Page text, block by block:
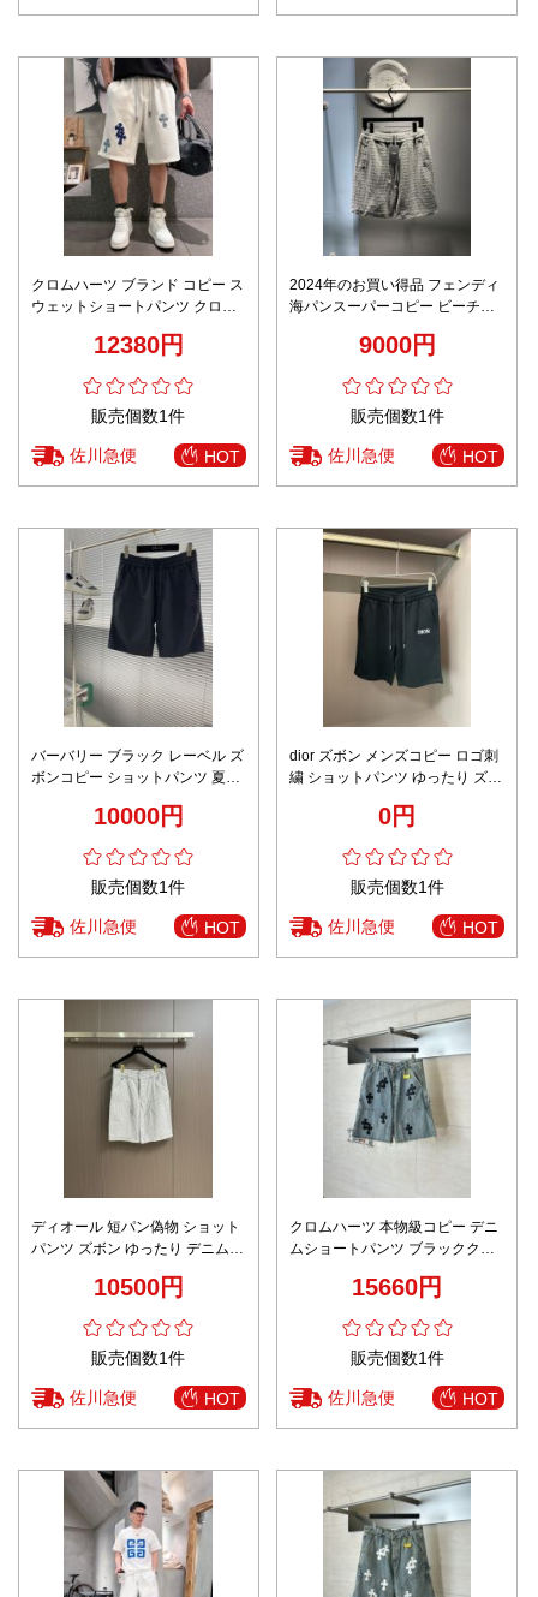
クロムハーツ ブランド コピー ス
ウェットショートパンツ クロス
12380円
販売個数1件
佐川急便 HOT
2024年のお買い得品 フェンディ
海パンスーパーコピー ビーチパ
限定品 グレイ9000円
販売個数1件
佐川急便 HOT
バーバリー ブラック レーベル ズ
ボンコピー ショットパンツ 夏新
10000円
販売個数1件
佐川急便 HOT
dior ズボン メンズコピー ロゴ刺
繍 ショットパンツ ゆったり ズボ
0円
販売個数1件
佐川急便 HOT
ディオール 短パン偽物 ショット
パンツ ズボン ゆったり デニム
10500円
販売個数1件
佐川急便 HOT
クロムハーツ 本物級コピー デニ
ムショートパンツ ブラッククロ
15660円
販売個数1件
佐川急便 HOT